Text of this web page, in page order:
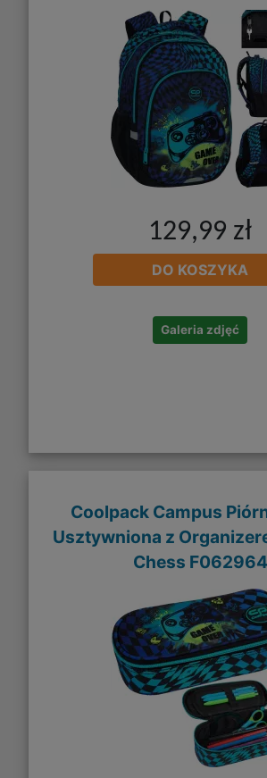
129,99 zł
DO KOSZYKA
Galeria zdjęć
Coolpack Campus
Usztywniona z
Chess F062964